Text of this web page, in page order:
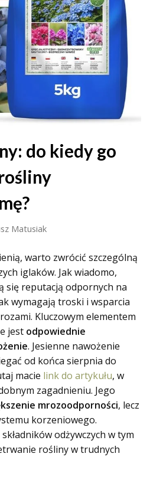
do kiedy go
Matusiak
warto zwrócić szczególną
iglaków. Jak wiadomo,
się reputacją odpornych na
wymagają troski i wsparcia
Kluczowym elementem
jest odpowiednie
. Jesienne nawożenie
od końca sierpnia do
macie link do artykułu, w
zagadnieniu. Jego
mrozoodporności, lecz
korzeniowego.
odżywczych w tym
rośliny w trudnych